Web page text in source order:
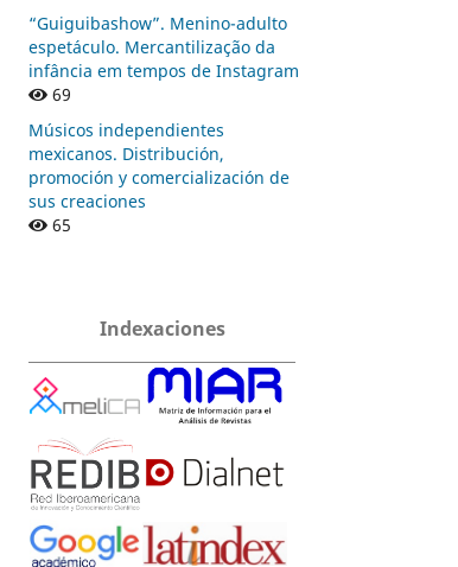
“Guiguibashow”. Menino-adulto
espetáculo. Mercantilização da
infância em tempos de Instagram
69
Músicos independientes
mexicanos. Distribución,
promoción y comercialización de
sus creaciones
65
Indexaciones